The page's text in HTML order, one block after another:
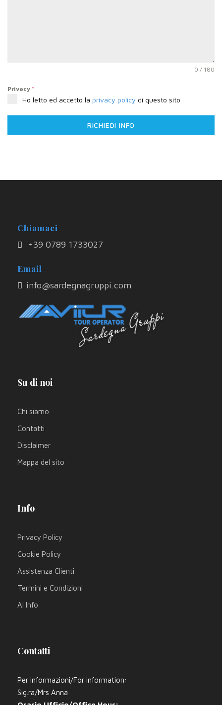
0 / 180
Privacy *
Ho letto ed accetto la privacy policy di questo sito
RICHIEDI INFO
Chiamaci
+39 0789 1733027
Email
info@sardegnagruppi.com
Su di noi
Chi siamo
Contatti
Disclaimer
Mappa del sito
Info
Privacy Policy
Cookie Policy
Assistenza Clienti
Termini e Condizioni
AI Info
Contatti
Per informazioni/For information:
Sig.ra/Mrs Anna